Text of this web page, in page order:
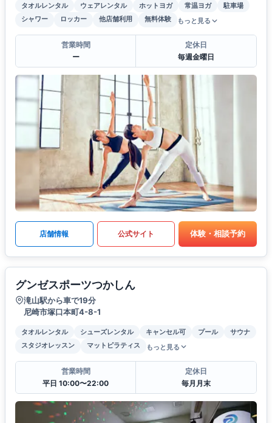
タオルレンタル ウェアレンタル ホットヨガ 常温ヨガ
駐車場
シャワー
ロッカー 他店舗利用 無料体験 もっと見る
営業時間
ー
定休日
毎週金曜日
店舗情報 公式サイト 体験・相談予約
グンゼスポーツつかしん
滝山駅から車で19分
尼崎市塚口本町4-8-1
タオルレンタル シューズレンタル キャンセル可 プール
サウナ
スタジオレッスン
マットピラティス もっと見る
営業時間
平日 10:00〜22:00
定休日
毎月月末